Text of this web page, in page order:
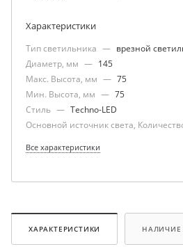
Характеристики
Тип светильника — врезной
Диаметр, мм — 145
Макс. Высота, мм — 75
Мин. Высота, мм — 75
Стиль — Techno-LED
Основной источник света,
Все характеристики
ХАРАКТЕРИСТИКИ НАЛИЧИЕ